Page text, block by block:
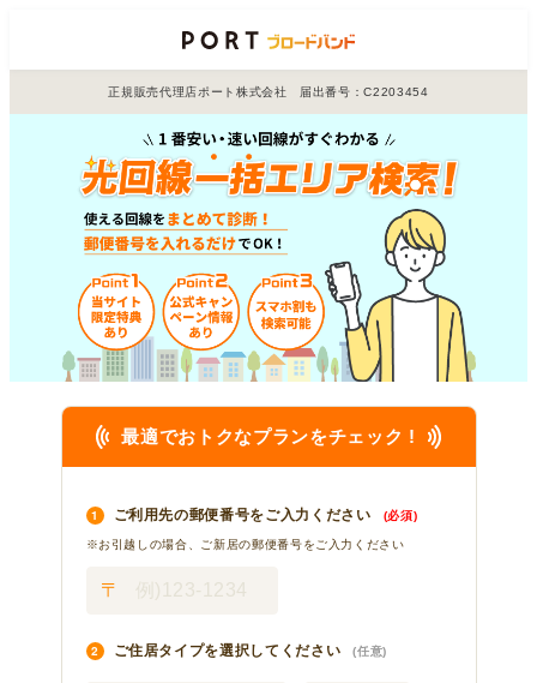
正規販売代理店ポート株式会社 届出番号：C2203454